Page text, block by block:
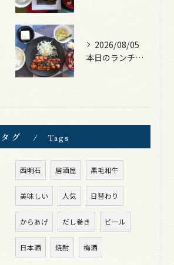
2026/08/05
本日のランチは、ロース豚カツ梅はさみ！
タグ Tags
西明石 居酒屋 黒毛和牛
美味しい 人気 日替わり
からあげ だし巻き ビール
日本酒 焼酎 梅酒